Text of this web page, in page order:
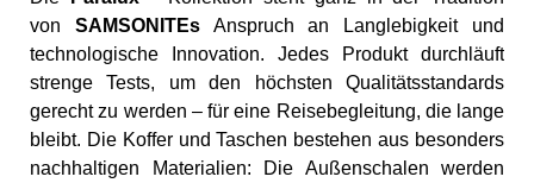
von SAMSONITEsAnspruch an Langlebigkeit und
technologische Innovation. Jedes Produkt durchläuft
strenge Tests, um den höchsten Qualitätsstandards
gerecht zu werden – für eine Reisebegleitung, die lange
bleibt. Die Koffer und Taschen bestehen aus besonders
nachhaltigen Materialien: Die Außenschalen werden